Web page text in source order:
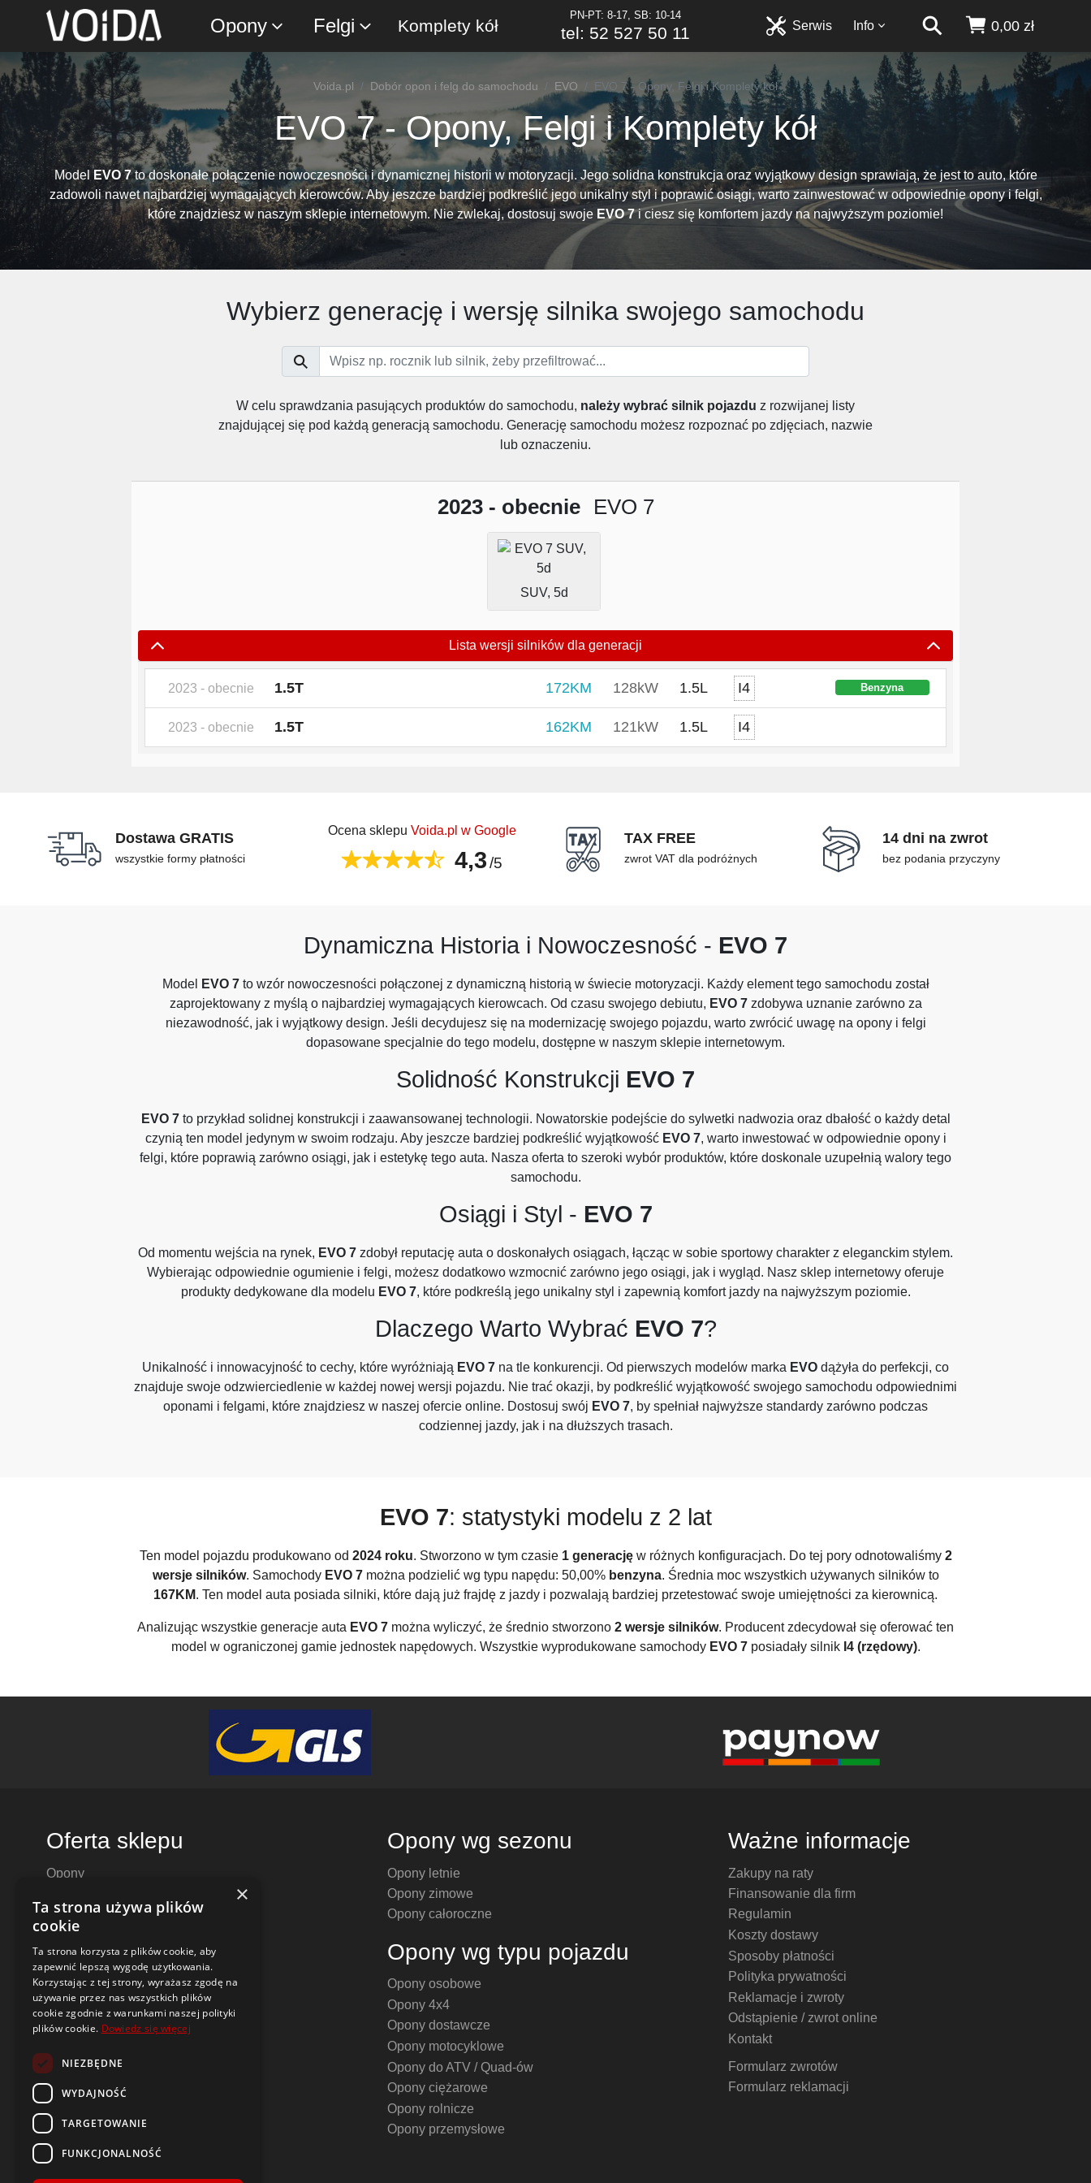
Opony Felgi Komplety kół
PN-PT: 8-17, SB: 10-14
tel: 52 527 50 11 0,00 zł
Info
Serwis
Voida.pl Dobór opon i felg do samochodu EVO EVO 7 - Opony, Felgi i Komplety kół
EVO 7 - Opony, Felgi i Komplety kół
ModelEVO 7to doskonałe połączenie nowoczesności i dynamicznej historii w motoryzacji. Jego solidna konstrukcja oraz wyjątkowy design sprawiają, że jest to auto, które
zadowoli nawet najbardziej wymagających kierowców. Aby jeszcze bardziej podkreślić jego unikalny styl i poprawić osiągi, warto zainwestować w odpowiednie opony i felgi,
które znajdziesz w naszym sklepie internetowym. Nie zwlekaj, dostosuj swoje EVO 7i ciesz się komfortem jazdy na najwyższym poziomie!
Wybierz generację i wersję silnika swojego samochodu
W celu sprawdzania pasujących produktów do samochodu, należy wybrać silnik pojazdu z rozwijanej listy
znajdującej się pod każdą generacją samochodu. Generację samochodu możesz rozpoznać po zdjęciach, nazwie
lub oznaczeniu.
2023 - obecnie EVO 7
SUV, 5d
Lista wersji silników dla generacji
2023 - obecnie 1.5T 172KM 128kW 1.5L I4 Benzyna
2023 - obecnie 1.5T 162KM 121kW 1.5L I4
Dostawa GRATIS
wszystkie formy płatności
Ocena sklepu Voida.pl w Google
4,3/5
TAX FREE
zwrot VAT dla podróżnych
14 dni na zwrot
bez podania przyczyny
Dynamiczna Historia i Nowoczesność - EVO 7
Model EVO 7to wzór nowoczesności połączonej z dynamiczną historią w świecie motoryzacji. Każdy element tego samochodu został
zaprojektowany z myślą o najbardziej wymagających kierowcach. Od czasu swojego debiutu, EVO 7zdobywa uznanie zarówno za
niezawodność, jak i wyjątkowy design. Jeśli decydujesz się na modernizację swojego pojazdu, warto zwrócić uwagę na opony i felgi
dopasowane specjalnie do tego modelu, dostępne w naszym sklepie internetowym.
Solidność Konstrukcji EVO 7
EVO 7to przykład solidnej konstrukcji i zaawansowanej technologii. Nowatorskie podejście do sylwetki nadwozia oraz dbałość o każdy detal
czynią ten model jedynym w swoim rodzaju. Aby jeszcze bardziej podkreślić wyjątkowość EVO 7, warto inwestować w odpowiednie opony i
felgi, które poprawią zarówno osiągi, jak i estetykę tego auta. Nasza oferta to szeroki wybór produktów, które doskonale uzupełnią walory tego
samochodu.
Osiągi i Styl - EVO 7
Od momentu wejścia na rynek, EVO 7 zdobył reputację auta o doskonałych osiągach, łącząc w sobie sportowy charakter z eleganckim stylem.
Wybierając odpowiednie ogumienie i felgi, możesz dodatkowo wzmocnić zarówno jego osiągi, jak i wygląd. Nasz sklep internetowy oferuje
produkty dedykowane dla modelu EVO 7, które podkreślą jego unikalny styl i zapewnią komfort jazdy na najwyższym poziomie.
Dlaczego Warto Wybrać EVO 7?
Unikalność i innowacyjność to cechy, które wyróżniają EVO 7 na tle konkurencji. Od pierwszych modelów marka EVO dążyła do perfekcji, co
znajduje swoje odzwierciedlenie w każdej nowej wersji pojazdu. Nie trać okazji, by podkreślić wyjątkowość swojego samochodu odpowiednimi
oponami i felgami, które znajdziesz w naszej ofercie online. Dostosuj swój EVO 7, by spełniał najwyższe standardy zarówno podczas
codziennej jazdy, jak i na dłuższych trasach.
EVO 7: statystyki modelu z 2 lat
Ten model pojazdu produkowano od 2024 roku. Stworzono w tym czasie 1 generacjęw różnych konfiguracjach. Do tej pory odnotowaliśmy 2
wersje silników. Samochody EVO 7można podzielić wg typu napędu: 50,00% benzyna. Średnia moc wszystkich używanych silników to
167KM. Ten model auta posiada silniki, które dają już frajdę z jazdy i pozwalają bardziej przetestować swoje umiejętności za kierownicą.
Analizując wszystkie generacje auta EVO 7 można wyliczyć, że średnio stworzono 2 wersje silników. Producent zdecydował się oferować ten
model w ograniczonej gamie jednostek napędowych. Wszystkie wyprodukowane samochody EVO 7posiadały silnik I4 (rzędowy).
Oferta sklepu
Opony
Felgi stalowe
Alufelgi
Komplety kół
Dętki motocyklowe i do skuterów
Czujniki ciśnienia TPMS
Narzędzia i poradniki
Dobór opon i felg do samochodu
Oznaczenia opon
Opony i felgi typu DEMO
Czym jest symbol DOT?
Opony wg sezonu
Opony letnie
Opony zimowe
Opony całoroczne
Opony wg typu pojazdu
Opony osobowe
Opony 4x4
Opony dostawcze
Opony motocyklowe
Opony do ATV / Quad-ów
Opony ciężarowe
Opony rolnicze
Opony przemysłowe
Ważne informacje
Zakupy na raty
Finansowanie dla firm
Regulamin
Koszty dostawy
Sposoby płatności
Polityka prywatności
Reklamacje i zwroty
Odstąpienie / zwrot online
Kontakt
Formularz zwrotów
Formularz reklamacji
×
Ta strona używa plików
cookie
Ta strona korzysta z plików cookie, aby
zapewnić lepszą wygodę użytkowania.
Korzystając z tej strony, wyrażasz zgodę na
używanie przez nas wszystkich plików
cookie zgodnie z warunkami naszej polityki
plików cookie. Dowiedz się więcej
NIEZBĘDNE
WYDAJNOŚĆ
TARGETOWANIE
FUNKCJONALNOŚĆ